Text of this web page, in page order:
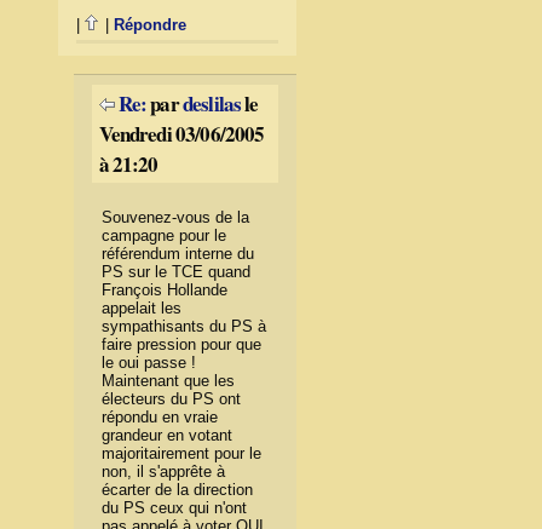
Répondre
Re:pardeslilasle
Vendredi 03/06/2005
à 21:20
Souvenez-vous de la
campagne pour le
référendum interne du
PS sur le TCE quand
François Hollande
appelait les
sympathisants du PS à
faire pression pour que
le oui passe !
Maintenant que les
électeurs du PS ont
répondu en vraie
grandeur en votant
majoritairement pour le
non, il s'apprête à
écarter de la direction
du PS ceux qui n'ont